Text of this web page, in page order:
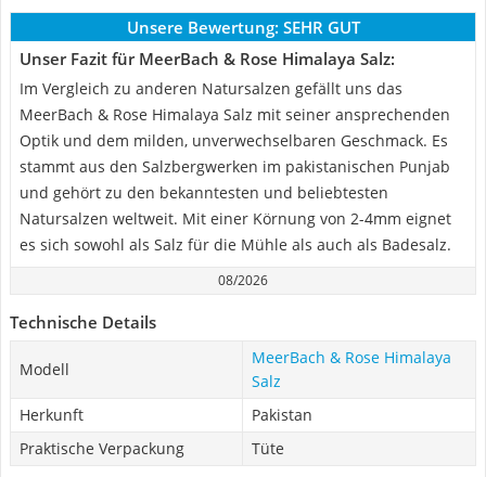
Unsere Bewertung: SEHR GUT
Unser Fazit für MeerBach & Rose Himalaya Salz:
Im Vergleich zu anderen Natursalzen gefällt uns das
MeerBach & Rose Himalaya Salz mit seiner ansprechenden
Optik und dem milden, unverwechselbaren Geschmack. Es
stammt aus den Salzbergwerken im pakistanischen Punjab
und gehört zu den bekanntesten und beliebtesten
Natursalzen weltweit. Mit einer Körnung von 2-4mm eignet
es sich sowohl als Salz für die Mühle als auch als Badesalz.
08/2026
Technische Details
Modell
MeerBach & Rose Himalaya
Salz
Herkunft
Pakistan
Praktische Verpackung
Tüte